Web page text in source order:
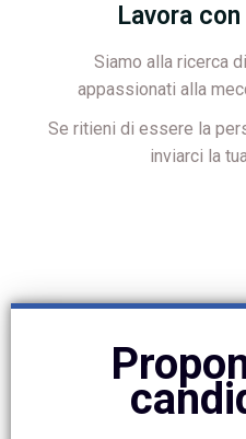
Lavora
Siamo alla ricerca
appassionati alla
Se ritieni di essere la
inviarci la